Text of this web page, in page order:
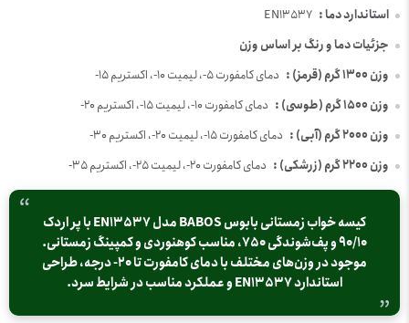
استاندارد دما : EN13537
جزئیات دما و رنگ بر اساس وزن
وزن 1300 گرم (قرمز) :
دمای کامفورت 5-، لیمیت 10-، اکستریم 15-
وزن 1500 گرم (طوسی) :
دمای کامفورت 10-، لیمیت 15-، اکستریم 20-
وزن 2000 گرم (آبی) :
دمای کامفورت 15-، لیمیت 20-، اکستریم 30-
وزن 2200 گرم (زرشکی) :
دمای کامفورت 20-، لیمیت 25-، اکستریم 35-
کیسه خواب زمستانی بابوس BABOS مدل EN13537 با پر اردک
90/10 و پف‌شوندگی 750، مناسب کوهنوردی و کمپینگ زمستانی.
موجود در وزن‌های مختلف با دمای کامفورت تا 20- درجه، طراحی
استاندارد EN13537 و عملکرد مناسب در شرایط سرد.